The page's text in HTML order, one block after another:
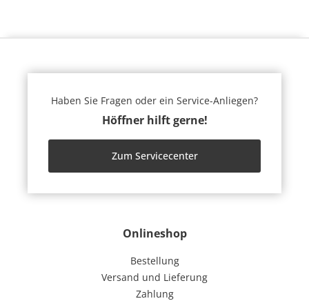
Onlineshop
Bestellung
Versand und Lieferung
Zahlung
Haben Sie Fragen oder ein Service-Anliegen?
Höffner hilft gerne!
Zum Servicecenter